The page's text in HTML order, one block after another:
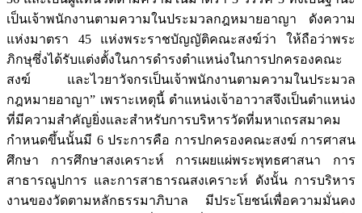
เป็นเจ้าพนักงานตามความในประมวลกฎหมายอาญา ดังความ
แห่งมาตรา 45 แห่งพระราชบัญญัติคณะสงฆ์ว่า ให้ถือว่าพระ
ภิกษุซึ่งได้รับแต่งตั้งในการดำรงตำแหน่งในการปกครองคณะ
สงฆ์ และไวยาวัจกรเป็นเจ้าพนักงานตามความในประมวล
กฎหมายอาญา” เพราะเหตุนี้ ตำแหน่งเจ้าอาวาสจึงเป็นตำแหน่ง
ที่มีความสำคัญยิ่งและสำหรับการบริหารวัดที่มหาเถรสมาคม
กำหนดขึ้นนั้นมี 6 ประการคือ การปกครองคณะสงฆ์ การศาสน
ศึกษา การศึกษาสงเคราะห์ การเผยแผ่พระพุทธศาสนา การ
สาธารณูปการ และการสาธารณสงเคราะห์ ดังนั้น การบริหาร
งานของวัดตามหลักธรรมาภิบาล มีประโยชน์เพื่อความมั่นคง